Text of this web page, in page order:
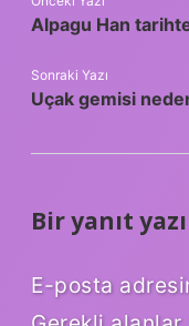
Alpagu Han
Sonraki Yazı
Uçak gemisi
Bir yanıt
E-posta